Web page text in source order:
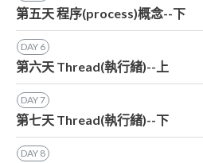
第五天 程序(process)概念--下
DAY 6
第六天 Thread(執行緒)--上
DAY7
第七天 Thread(執行緒)--下
DAY 8